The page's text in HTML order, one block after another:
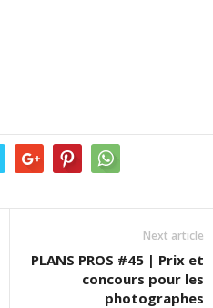
Next article
PLANS PROS #45 | Prix et
concours pour les
photographes